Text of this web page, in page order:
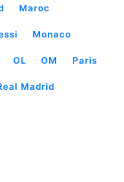
Maroc
Monaco
OL OM Paris
Madrid